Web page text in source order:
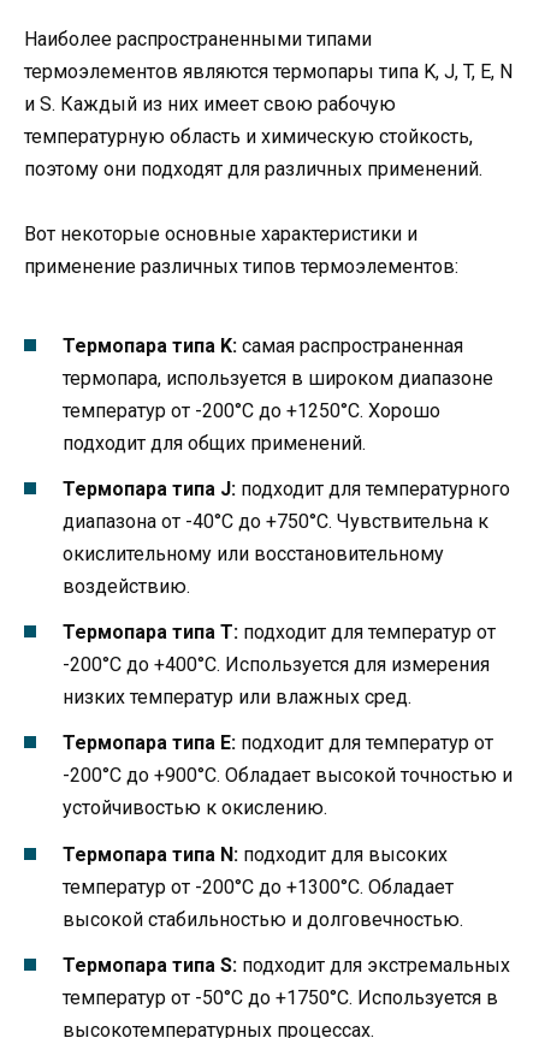
Наиболее распространенными типами
термоэлементов являются термопары типа K, J, T, E, N
и S. Каждый из них имеет свою рабочую
температурную область и химическую стойкость,
поэтому они подходят для различных применений.
Вот некоторые основные характеристики и
применение различных типов термоэлементов:
Термопара типа K: самая распространенная
термопара, используется в широком диапазоне
температур от -200°C до +1250°C. Хорошо
подходит для общих применений.
Термопара типа J: подходит для температурного
диапазона от -40°C до +750°C. Чувствительна к
окислительному или восстановительному
воздействию.
Термопара типа T: подходит для температур от
-200°C до +400°C. Используется для измерения
низких температур или влажных сред.
Термопара типа E: подходит для температур от
-200°C до +900°C. Обладает высокой точностью и
устойчивостью к окислению.
Термопара типа N: подходит для высоких
температур от -200°C до +1300°C. Обладает
высокой стабильностью и долговечностью.
Термопара типа S: подходит для экстремальных
температур от -50°C до +1750°C. Используется в
высокотемпературных процессах.